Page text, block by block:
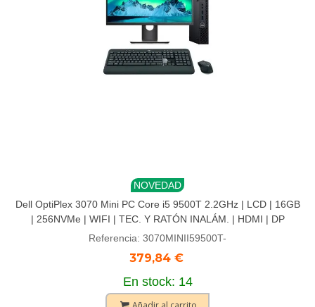
NOVEDAD
Dell OptiPlex 3070 Mini PC Core i5 9500T 2.2GHz | LCD | 16GB
| 256NVMe | WIFI | TEC. Y RATÓN INALÁM. | HDMI | DP
Referencia: 3070MINII59500T-
379,84 €
En stock: 14